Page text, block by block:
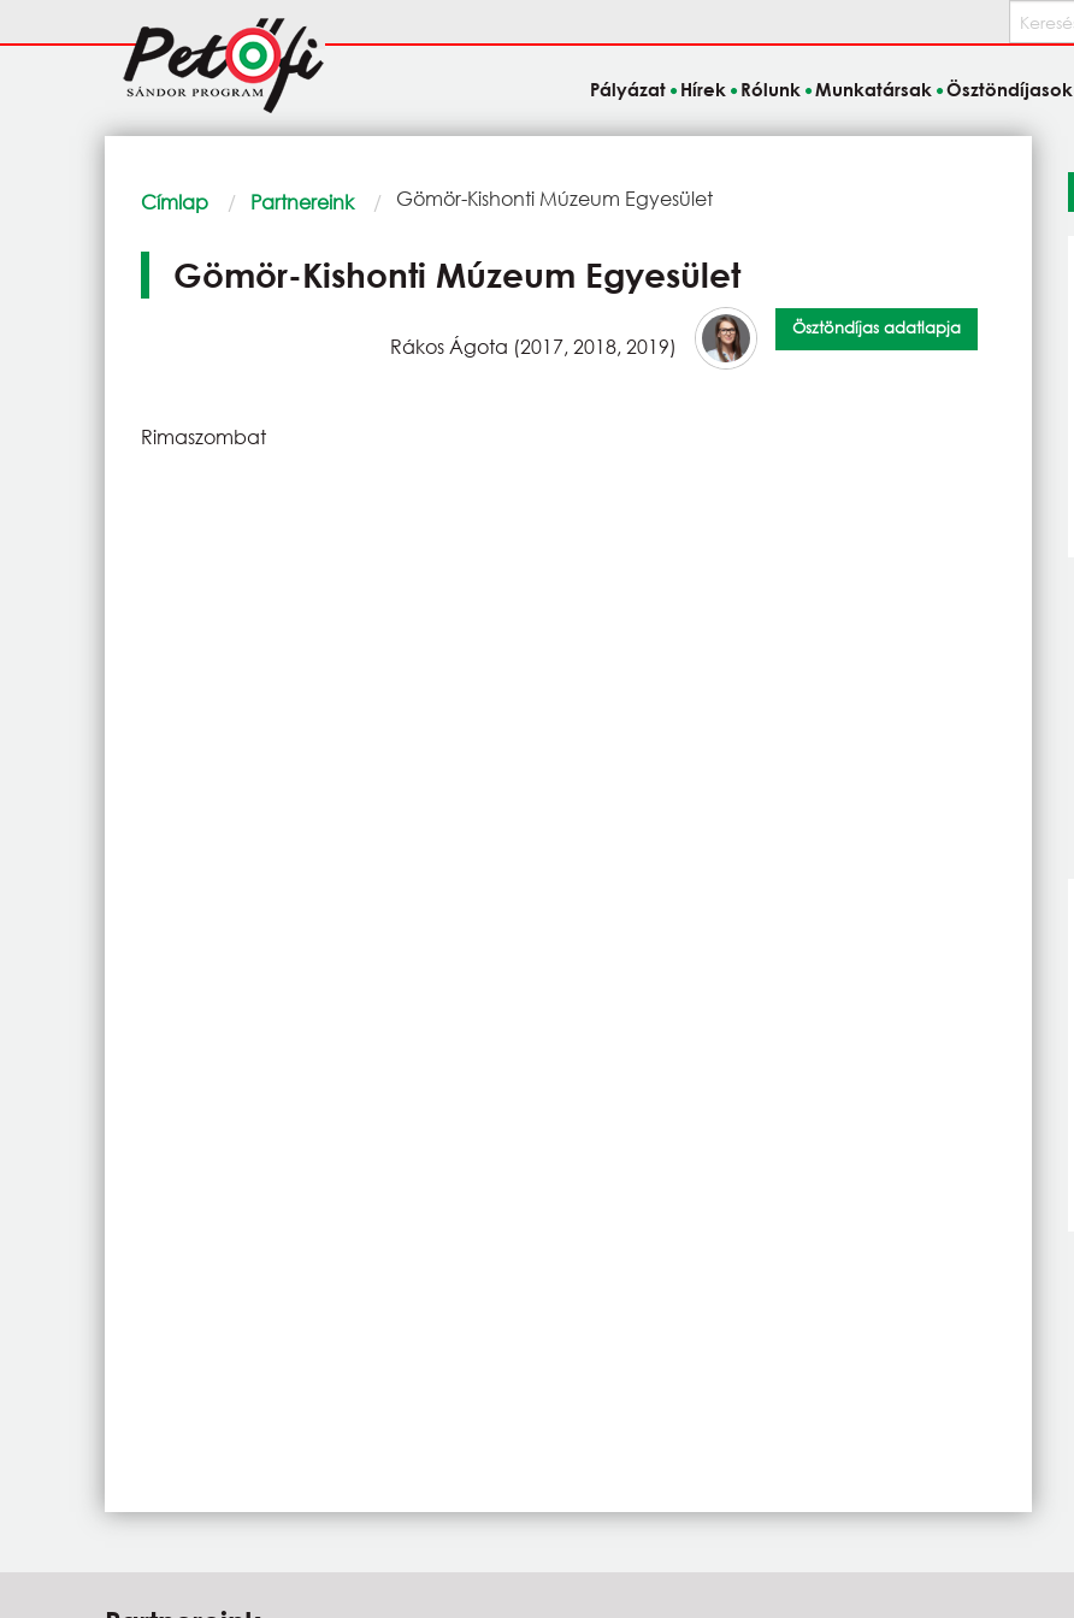
Keresés
Fő
navigáció
Pályázat Hírek Rólunk Munkatársak Ösztöndíjasok
Morzsa
Címlap Partnereink Current:
Gömör-Kishonti Múzeum Egyesület
Gömör-Kishonti Múzeum Egyesület
Rákos Ágota (2017, 2018, 2019)
Ösztöndíjas adatlapja
Rimaszombat